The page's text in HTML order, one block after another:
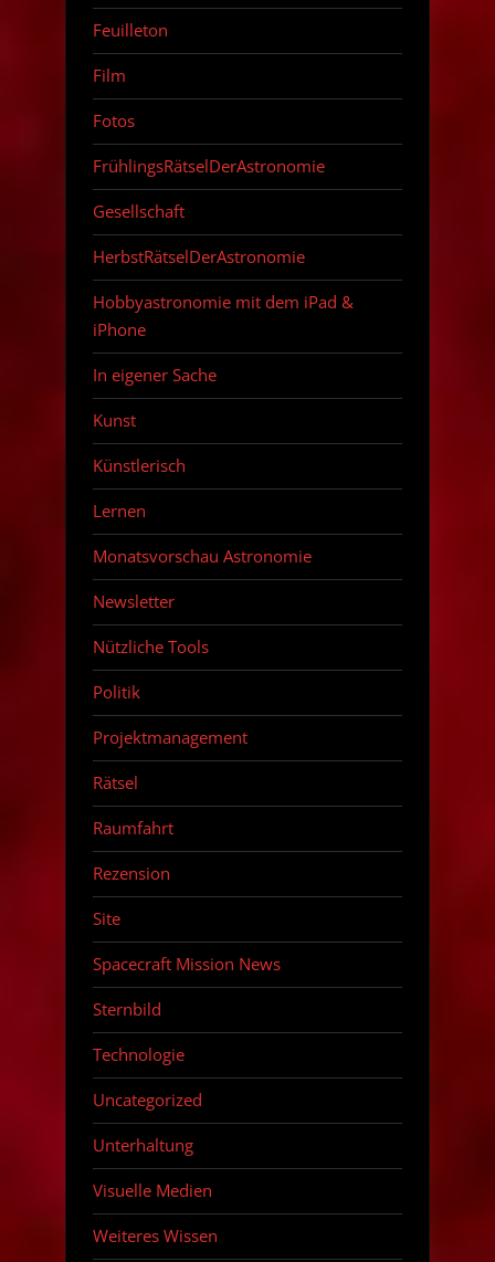
Feuilleton
Film
Fotos
FrühlingsRätselDerAstronomie
Gesellschaft
HerbstRätselDerAstronomie
Hobbyastronomie mit dem iPad &
iPhone
In eigener Sache
Kunst
Künstlerisch
Lernen
Monatsvorschau Astronomie
Newsletter
Nützliche Tools
Politik
Projektmanagement
Rätsel
Raumfahrt
Rezension
Site
Spacecraft Mission News
Sternbild
Technologie
Uncategorized
Unterhaltung
Visuelle Medien
Weiteres Wissen